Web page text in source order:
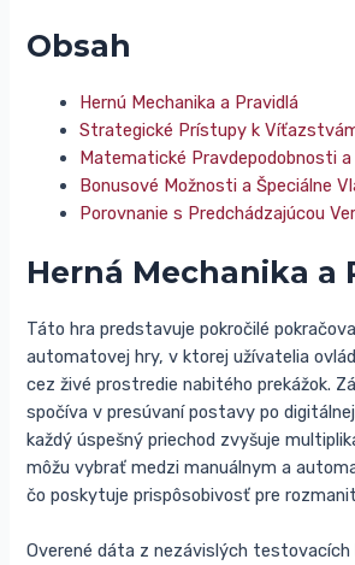
Obsah
Hernú Mechanika a Pravidlá
Strategické Prístupy k
Matematické Pravdepodobnosti
Bonusové Možnosti a Špeciálne
Porovnanie s Predchádzajúcou
Herná Mechanika a
Táto hra predstavuje pokročilé
automatovej hry, v ktorej užívatelia
cez živé prostredie nabitého prekážok.
spočíva v presúvaní postavy po
každý úspešný priechod zvyšuje
môžu vybrať medzi manuálnym a
čo poskytuje prispôsobivosť pre
Overené dáta z nezávislých testovacích